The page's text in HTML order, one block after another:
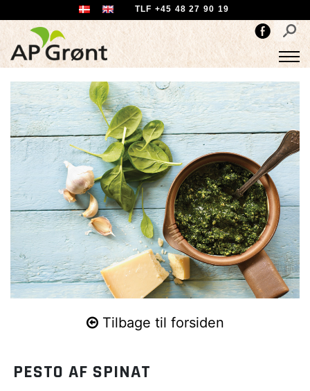
TLF +45 48 27 90 19
Tilbage til forsiden
PESTO AF SPINAT